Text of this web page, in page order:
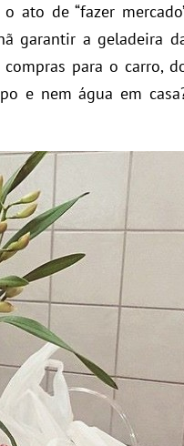
ato de “fazer
garantir a geladeira
para o carro,
e nem água em